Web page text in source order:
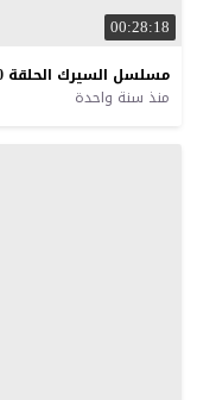
00:28:18
مسلسل السيرك الحلقة
منذ سنة واحدة